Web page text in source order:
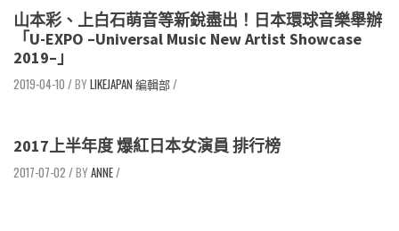
山本彩、上白石萌音等新銳盡出！日本環球音樂舉辦
「U-EXPO –Universal Music New Artist Showcase
2019–」
2019-04-10 / LIKEJAPAN 編輯部/
2017上半年度 爆紅日本女演員 排行榜
2017-07-02 / ANNE/